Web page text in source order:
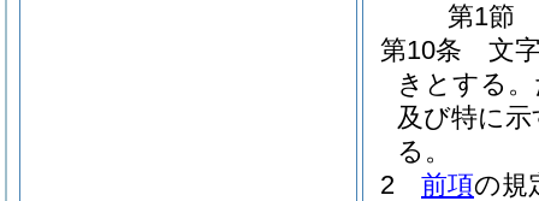
第1節
第10条
文
きとする。
及び特に
る。
2
前項の規